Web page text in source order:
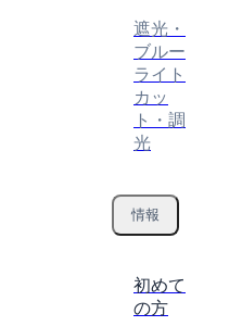
遮光・
ブルー
ライト
カッ
ト・調
光
情報
初めて
の方